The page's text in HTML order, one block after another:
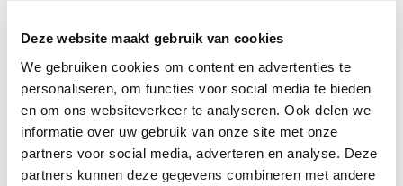
Deze website maakt gebruik van cookies
We gebruiken cookies om content en advertenties te
personaliseren, om functies voor social media te bieden
en om ons websiteverkeer te analyseren. Ook delen we
informatie over uw gebruik van onze site met onze
partners voor social media, adverteren en analyse. Deze
partners kunnen deze gegevens combineren met andere
€ 2,49
€ 3,01
Op voorraad
- Hierna is een topcoat niet meer nodig